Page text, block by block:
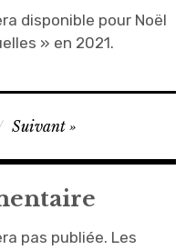
disponible pour Noël
» en 2021.
Suivant
pas publiée. Les